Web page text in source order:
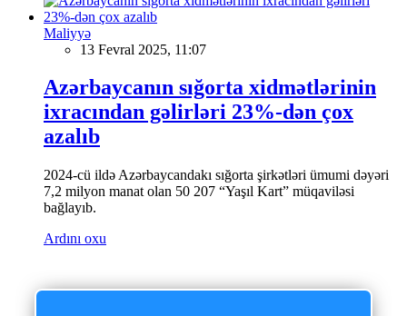
Maliyyə
13 Fevral 2025, 11:07
Azərbaycanın sığorta xidmətlərinin
ixracından gəlirləri 23%-dən çox
azalıb
2024-cü ildə Azərbaycandakı sığorta şirkətləri ümumi dəyəri
7,2 milyon manat olan 50 207 “Yaşıl Kart” müqaviləsi
bağlayıb.
Ardını oxu